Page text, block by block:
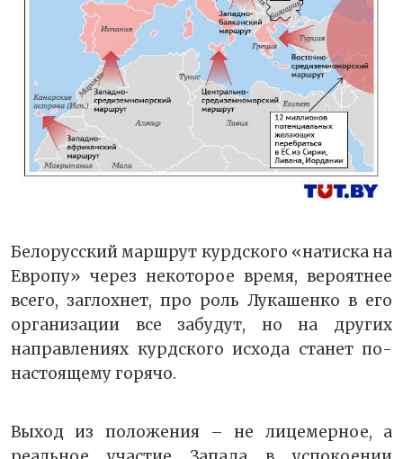
Белорусский маршрут курдского «натиска на
Европу» через некоторое время, вероятнее
всего, заглохнет, про роль Лукашенко в его
организации все забудут, но на других
направлениях курдского исхода станет по-
настоящему горячо.
Выход из положения – не лицемерное, а